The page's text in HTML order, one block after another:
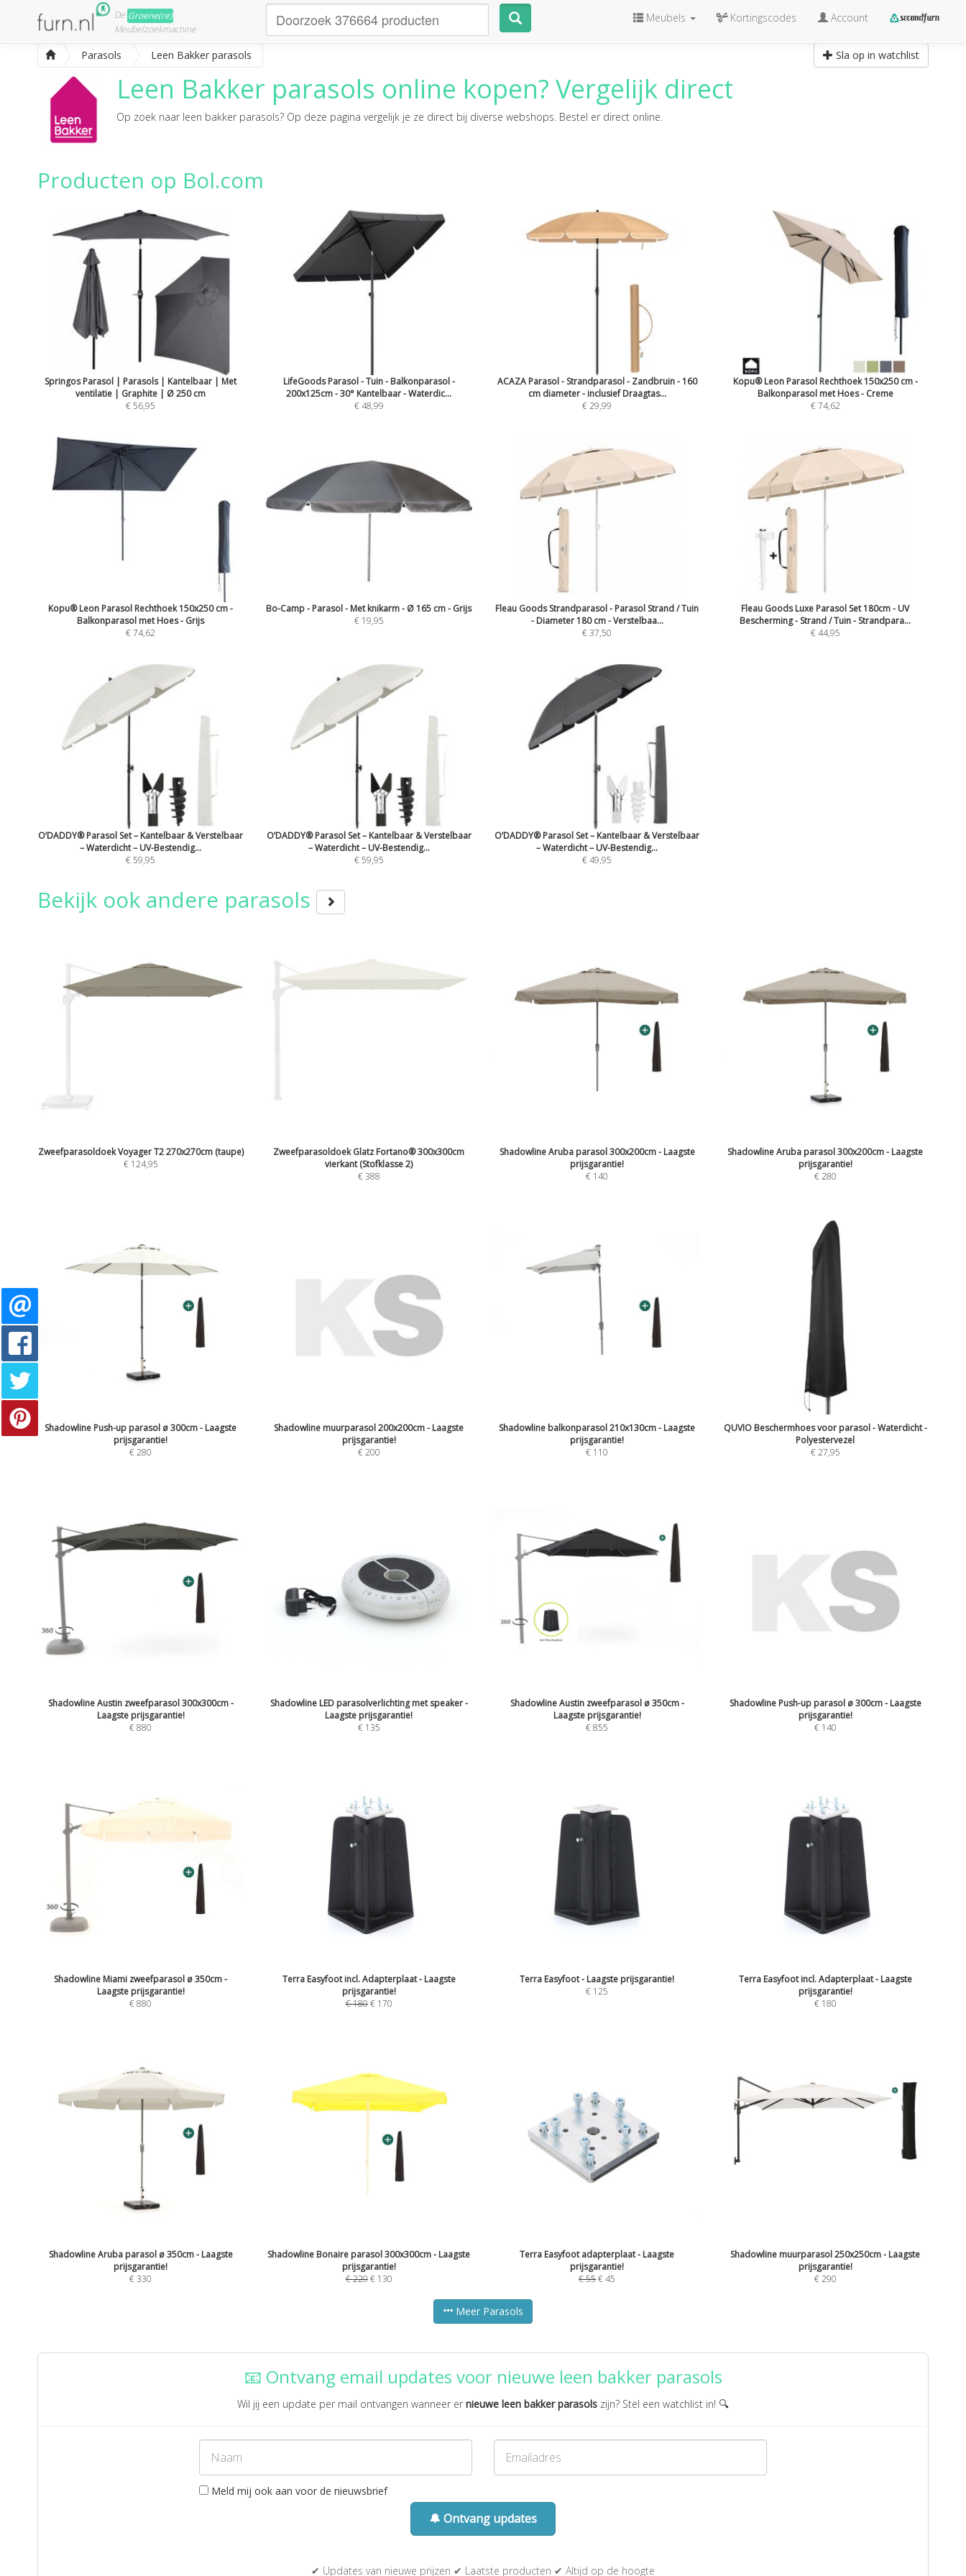
De Groene(re)
Meubelzoekmachine
Meubels Kortingscodes Account
Parasols Leen Bakker parasols Sla op in watchlist
Leen Bakker parasols online kopen? Vergelijk direct
Op zoek naar leen bakker parasols? Op deze pagina vergelijk je ze direct bij diverse webshops. Bestel er direct online.
Producten op Bol.com
Springos Parasol | Parasols | Kantelbaar | Met
ventilatie | Graphite | Ø 250 cm
€ 56,95
LifeGoods Parasol - Tuin - Balkonparasol -
200x125cm - 30° Kantelbaar - Waterdic...
€ 48,99
ACAZA Parasol - Strandparasol - Zandbruin - 160
cm diameter - inclusief Draagtas...
€ 29,99
Kopu® Leon Parasol Rechthoek 150x250 cm -
Balkonparasol met Hoes - Creme
€ 74,62
Kopu® Leon Parasol Rechthoek 150x250 cm -
Balkonparasol met Hoes - Grijs
€ 74,62
Bo-Camp - Parasol - Met knikarm - Ø 165 cm - Grijs
€ 19,95
Fleau Goods Strandparasol - Parasol Strand / Tuin
- Diameter 180 cm - Verstelbaa...
€ 37,50
Fleau Goods Luxe Parasol Set 180cm - UV
Bescherming - Strand / Tuin - Strandpara...
€ 44,95
O’DADDY® Parasol Set – Kantelbaar & Verstelbaar
– Waterdicht – UV-Bestendig...
€ 59,95
O’DADDY® Parasol Set – Kantelbaar & Verstelbaar
– Waterdicht – UV-Bestendig...
€ 59,95
O’DADDY® Parasol Set – Kantelbaar & Verstelbaar
– Waterdicht – UV-Bestendig...
€ 49,95
Bekijk ook andere parasols
Zweefparasoldoek Voyager T2 270x270cm (taupe)
€ 124,95
Zweefparasoldoek Glatz Fortano® 300x300cm
vierkant (Stofklasse 2)
€388
Shadowline Aruba parasol 300x200cm - Laagste
prijsgarantie!
€ 140
Shadowline Aruba parasol 300x200cm - Laagste
prijsgarantie!
€280
Shadowline Push-up parasol ø 300cm - Laagste
prijsgarantie!
€280
Shadowline muurparasol 200x200cm - Laagste
prijsgarantie!
€200
Shadowline balkonparasol 210x130cm - Laagste
prijsgarantie!
€ 110
QUVIO Beschermhoes voor parasol - Waterdicht -
Polyestervezel
€27,95
Shadowline Austin zweefparasol 300x300cm -
Laagste prijsgarantie!
€880
Shadowline LED parasolverlichting met speaker -
Laagste prijsgarantie!
€ 135
Shadowline Austin zweefparasol ø 350cm -
Laagste prijsgarantie!
€855
Shadowline Push-up parasol ø 300cm - Laagste
prijsgarantie!
€ 140
Shadowline Miami zweefparasol ø 350cm -
Laagste prijsgarantie!
€880
Terra Easyfoot incl. Adapterplaat - Laagste
prijsgarantie!
€180€ 170
Terra Easyfoot - Laagste prijsgarantie!
€ 125
Terra Easyfoot incl. Adapterplaat - Laagste
prijsgarantie!
€ 180
Shadowline Aruba parasol ø 350cm - Laagste
prijsgarantie!
€330
Shadowline Bonaire parasol 300x300cm - Laagste
prijsgarantie!
€220€ 130
Terra Easyfoot adapterplaat - Laagste
prijsgarantie!
€55€45
Shadowline muurparasol 250x250cm - Laagste
prijsgarantie!
€290
Meer Parasols
📧 Ontvang email updates voor nieuwe leen bakker parasols
Wil jij een update per mail ontvangen wanneer er nieuwe leen bakker parasols zijn? Stel een watchlist in! 🔍
Meld mij ook aan voor de nieuwsbrief
🔔 Ontvang updates
✔ Updates van nieuwe prijzen ✔ Laatste producten ✔ Altijd op de hoogte